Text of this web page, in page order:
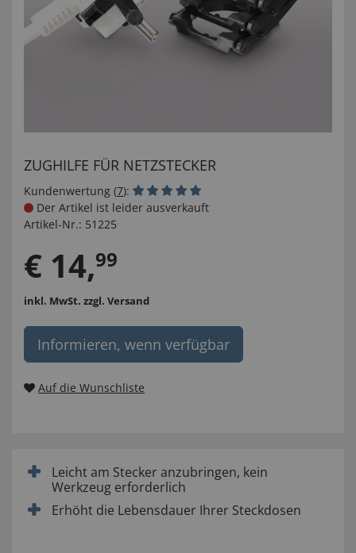
ZUGHILFE FÜR NETZSTECKER
Kundenwertung (7):
Der Artikel ist leider ausverkauft
Artikel-Nr.: 51225
€ 14,99
inkl. MwSt. zzgl. Versand
Informieren, wenn verfügbar
Auf die Wunschliste
Leicht am Stecker anzubringen, kein
Werkzeug erforderlich
Erhöht die Lebensdauer Ihrer Steckdosen